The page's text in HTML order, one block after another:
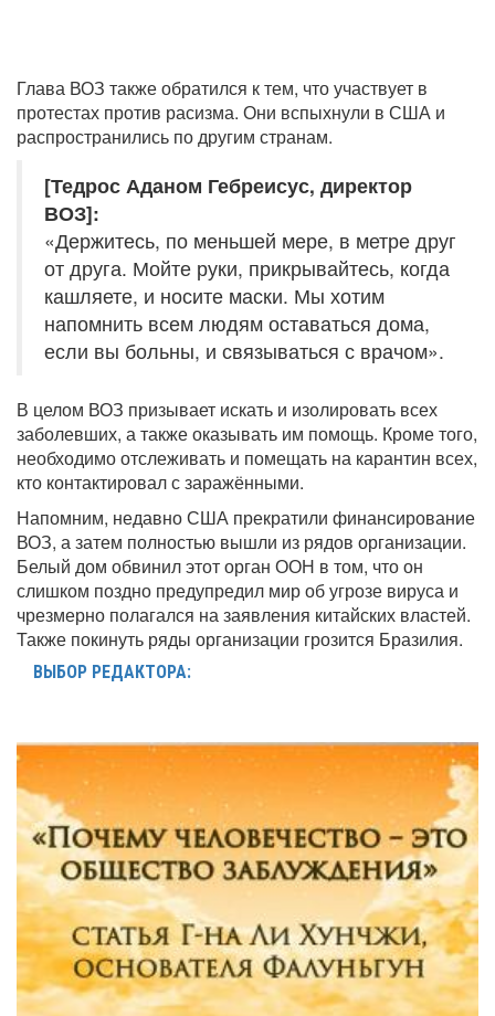
Глава ВОЗ также обратился к тем, что участвует в
протестах против расизма. Они вспыхнули в США и
распространились по другим странам.
[Тедрос Аданом Гебреисус, директор
ВОЗ]:
«Держитесь, по меньшей мере, в метре друг
от друга. Мойте руки, прикрывайтесь, когда
кашляете, и носите маски. Мы хотим
напомнить всем людям оставаться дома,
если вы больны, и связываться с врачом».
В целом ВОЗ призывает искать и изолировать всех
заболевших, а также оказывать им помощь. Кроме того,
необходимо отслеживать и помещать на карантин всех,
кто контактировал с заражёнными.
Напомним, недавно США прекратили финансирование
ВОЗ, а затем полностью вышли из рядов организации.
Белый дом обвинил этот орган ООН в том, что он
слишком поздно предупредил мир об угрозе вируса и
чрезмерно полагался на заявления китайских властей.
Также покинуть ряды организации грозится Бразилия.
ВЫБОР РЕДАКТОРА: